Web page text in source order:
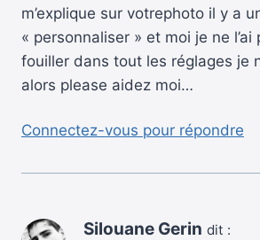
m’explique sur votrephoto il y a
« personnaliser » et moi je ne l’ai
fouiller dans tout les réglages je
alors please aidez moi…
Connectez-vous pour répondre
Silouane Gerin dit :